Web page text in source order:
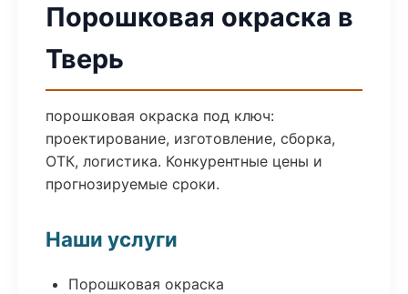
Порошковая окраска в
Тверь
порошковая окраска под ключ:
проектирование, изготовление, сборка,
ОТК, логистика. Конкурентные цены и
прогнозируемые сроки.
Наши услуги
Порошковая окраска